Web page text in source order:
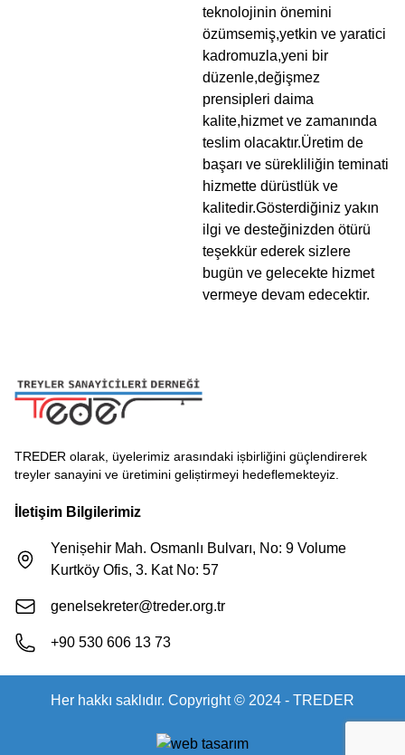
teknolojinin önemini
özümsemiş,yetkin ve yaratici
kadromuzla,yeni bir
düzenle,değişmez
prensipleri daima
kalite,hizmet ve zamanında
teslim olacaktır.Üretim de
başarı ve sürekliliğin teminati
hizmette dürüstlük ve
kalitedir.Gösterdiğiniz yakın
ilgi ve desteğinizden ötürü
teşekkür ederek sizlere
bugün ve gelecekte hizmet
vermeye devam edecektir.
TREDER olarak, üyelerimiz arasındaki ișbirliğini güçlendirerek
treyler sanayini ve üretimini geliștirmeyi hedeflemekteyiz.
İletişim Bilgilerimiz
Yenișehir Mah. Osmanlı Bulvarı, No: 9 Volume
Kurtköy Ofis, 3. Kat No: 57
genelsekreter@treder.org.tr
+90 530 606 13 73
Her hakkı saklıdır. Copyright © 2024 - TREDER